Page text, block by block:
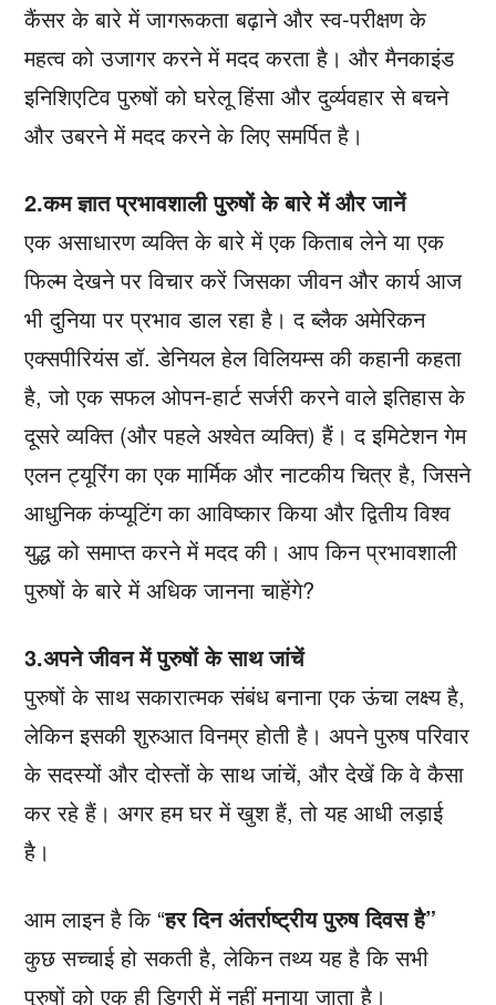
कैंसर के बारे में जागरूकता बढ़ाने और स्व-परीक्षण के
महत्व को उजागर करने में मदद करता है। और मैनकाइंड
इनिशिएटिव पुरुषों को घरेलू हिंसा और दुर्व्यवहार से बचने
और उबरने में मदद करने के लिए समर्पित है।
2.कम ज्ञात प्रभावशाली पुरुषों के बारे में और जानें
एक असाधारण व्यक्ति के बारे में एक किताब लेने या एक
फिल्म देखने पर विचार करें जिसका जीवन और कार्य आज
भी दुनिया पर प्रभाव डाल रहा है। द ब्लैक अमेरिकन
एक्सपीरियंस डॉ. डेनियल हेल विलियम्स की कहानी कहता
है, जो एक सफल ओपन-हार्ट सर्जरी करने वाले इतिहास के
दूसरे व्यक्ति (और पहले अश्वेत व्यक्ति) हैं। द इमिटेशन गेम
एलन ट्यूरिंग का एक मार्मिक और नाटकीय चित्र है, जिसने
आधुनिक कंप्यूटिंग का आविष्कार किया और द्वितीय विश्व
युद्ध को समाप्त करने में मदद की। आप किन प्रभावशाली
पुरुषों के बारे में अधिक जानना चाहेंगे?
3.अपने जीवन में पुरुषों के साथ जांचें
पुरुषों के साथ सकारात्मक संबंध बनाना एक ऊंचा लक्ष्य है,
लेकिन इसकी शुरुआत विनम्र होती है। अपने पुरुष परिवार
के सदस्यों और दोस्तों के साथ जांचें, और देखें कि वे कैसा
कर रहे हैं। अगर हम घर में खुश हैं, तो यह आधी लड़ाई
है।
आम लाइन है कि “हर दिन अंतर्राष्ट्रीय पुरुष दिवस है”
कुछ सच्चाई हो सकती है, लेकिन तथ्य यह है कि सभी
पुरुषों को एक ही डिग्री में नहीं मनाया जाता है।